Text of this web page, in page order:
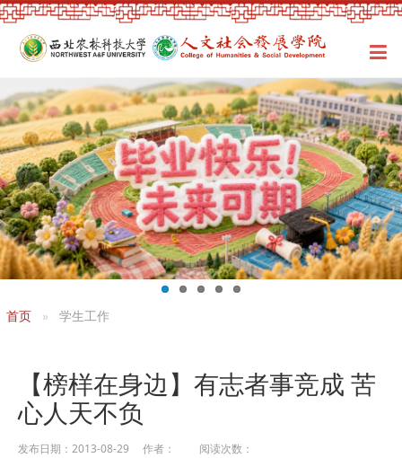
首页 学生工作
【榜样在身边】有志者事竞成 苦
心人天不负
发布日期：2013-08-29 作者： 阅读次数：